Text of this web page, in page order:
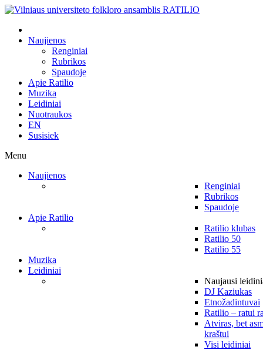
Naujienos
Renginiai
Rubrikos
Spaudoje
Apie Ratilio
Muzika
Leidiniai
Nuotraukos
EN
Susisiek
Menu
Naujienos
Renginiai
Rubrikos
Spaudoje
Apie Ratilio
Ratilio klubas
Ratilio 50
Ratilio 55
Muzika
Leidiniai
Naujausi
DJ Kaziukas
Etnožadintuvai
Ratilio – ratui
Atviras, bet
kraštui
Visi leidiniai